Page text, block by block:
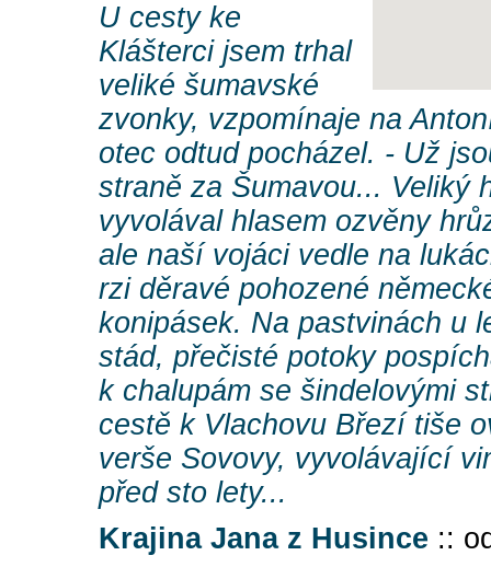
U cesty ke
Klášterci jsem trhal
veliké šumavské
zvonky, vzpomínaje na
otec odtud pocházel. - Už
straně za Šumavou... Veliký
vyvolával hlasem ozvěny
ale naší vojáci vedle na
rzi děravé pohozené
konipásek. Na pastvinách u
stád, přečisté potoky
k chalupám se šindelovými
cestě k Vlachovu Březí tiše
verše Sovovy, vyvolávající
před sto lety...
Krajina Jana z Husince ::